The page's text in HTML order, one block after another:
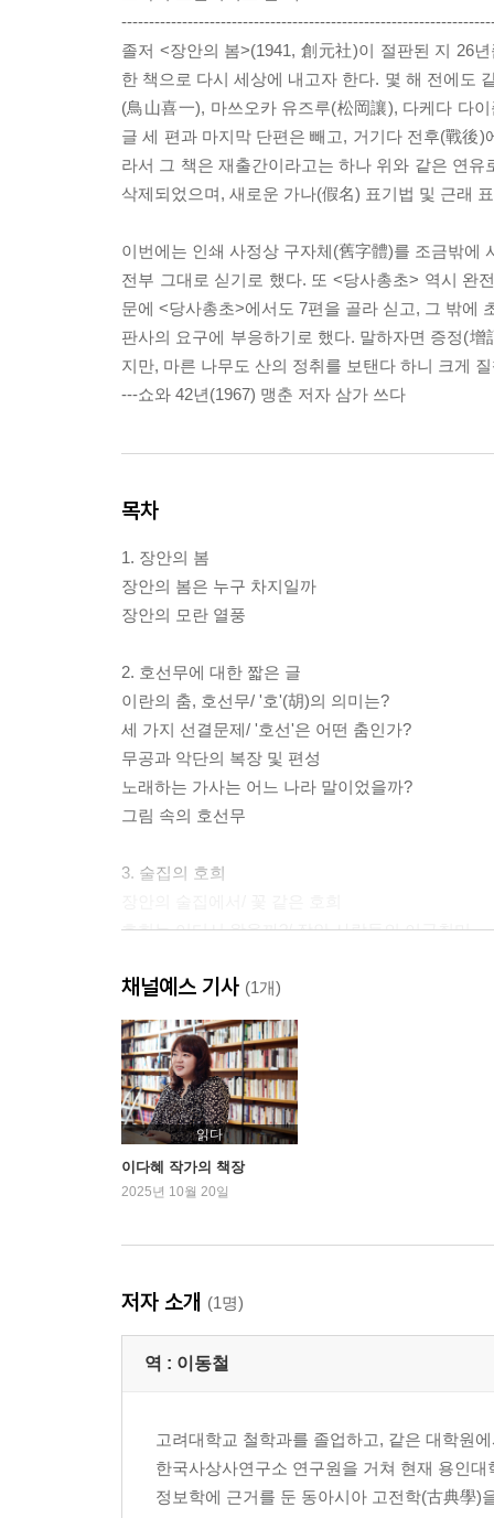
졸저 <장안의 봄>(1941, 創元社)이 절판된 지 26
한 책으로 다시 세상에 내고자 한다. 몇 해 전에도
(鳥山喜一), 마쓰오카 유즈루(松岡讓), 다케다 다
글 세 편과 마지막 단편은 빼고, 거기다 전후(戰後
라서 그 책은 재출간이라고는 하나 위와 같은 연
삭제되었으며, 새로운 가나(假名) 표기법 및 근래
이번에는 인쇄 사정상 구자체(舊字體)를 조금밖에
전부 그대로 싣기로 했다. 또 <당사총초> 역시 완
문에 <당사총초>에서도 7편을 골라 싣고, 그 밖에
판사의 요구에 부응하기로 했다. 말하자면 증정(
지만, 마른 나무도 산의 정취를 보탠다 하니 크게
---쇼와 42년(1967) 맹춘 저자 삼가 쓰다
목차
1. 장안의 봄
장안의 봄은 누구 차지일까
장안의 모란 열풍
2. 호선무에 대한 짧은 글
이란의 춤, 호선무/ '호'(胡)의 의미는?
세 가지 선결문제/ '호선'은 어떤 춤인가?
무공과 악단의 복장 및 편성
노래하는 가사는 어느 나라 말이었을까?
그림 속의 호선무
3. 술집의 호희
호희는 어디서 왔을까?/ 장안 사람들의 이국취미
4. 당대의 풍속
원소관등(元宵觀燈)/ 발하(拔河)―줄다리기
승기(繩伎)―줄타기/ 자무(字舞)
장안의 가기(歌妓)―상/ 장안의 가기―하
5. 당사잡초
투가(鬪歌)/ "꽃 지는 시절에 그대를 또 만났구려"
왕지환 등의 작은 연회
6. 당사(唐史) 관련 소고(小考)들에 대한 보충
7. 당대의 연음(燕飮) 풍경
전장·화로와 작별하며
9. 온천과 도상(陶像)
채널예스 기사 (1개)
읽다
이다혜 작가의 책장
2025년 10월 20일
저자 소개 (1명)
역 : 이동철
고려대학교 철학과를 졸업하고, 같은 대학원
한국사상사연구소 연구원을 거쳐 현재 용인
정보학에 근거를 둔 동아시아 고전학(古典學)